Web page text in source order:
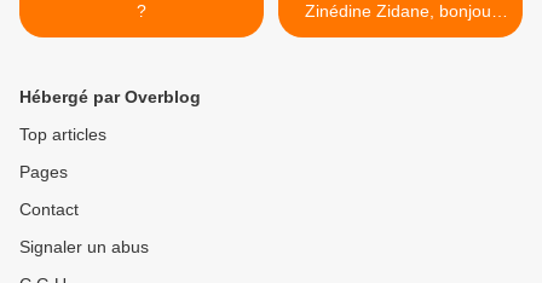
?
Zinédine Zidane, bonjour
tristesse ou la philosophie
Hébergé par Overblog
Top articles
Pages
Contact
Signaler un abus